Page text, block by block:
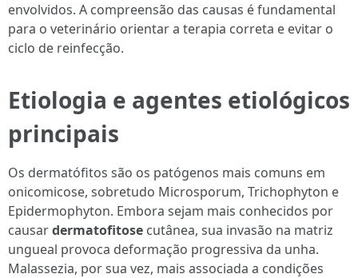
envolvidos. A compreensão das causas é fundamental
para o veterinário orientar a terapia correta e evitar o
ciclo de reinfecção.
Etiologia e agentes etiológicos
principais
Os dermatófitos são os patógenos mais comuns em
onicomicose, sobretudo Microsporum, Trichophyton e
Epidermophyton. Embora sejam mais conhecidos por
causardermatofitose cutânea, sua invasão na matriz
ungueal provoca deformação progressiva da unha.
Malassezia, por sua vez, mais associada a condições